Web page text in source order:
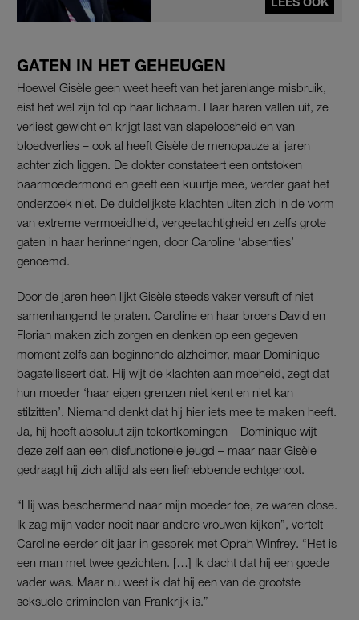
GATEN IN HET GEHEUGEN
Hoewel Gisèle geen weet heeft van het jarenlange misbruik,
eist het wel zijn tol op haar lichaam. Haar haren vallen uit, ze
verliest gewicht en krijgt last van slapeloosheid en van
bloedverlies – ook al heeft Gisèle de menopauze al jaren
achter zich liggen. De dokter constateert een ontstoken
baarmoedermond en geeft een kuurtje mee, verder gaat het
onderzoek niet. De duidelijkste klachten uiten zich in de vorm
van extreme vermoeidheid, vergeetachtigheid en zelfs grote
gaten in haar herinneringen, door Caroline ‘absenties’
genoemd.
Door de jaren heen lijkt Gisèle steeds vaker versuft of niet
samenhangend te praten. Caroline en haar broers David en
Florian maken zich zorgen en denken op een gegeven
moment zelfs aan beginnende alzheimer, maar Dominique
bagatelliseert dat. Hij wijt de klachten aan moeheid, zegt dat
hun moeder ‘haar eigen grenzen niet kent en niet kan
stilzitten’. Niemand denkt dat hij hier iets mee te maken heeft.
Ja, hij heeft absoluut zijn tekortkomingen – Dominique wijt
deze zelf aan een disfunctionele jeugd – maar naar Gisèle
gedraagt hij zich altijd als een liefhebbende echtgenoot.
“Hij was beschermend naar mijn moeder toe, ze waren close.
Ik zag mijn vader nooit naar andere vrouwen kijken”, vertelt
Caroline eerder dit jaar in gesprek met Oprah Winfrey. “Het is
een man met twee gezichten. […] Ik dacht dat hij een goede
vader was. Maar nu weet ik dat hij een van de grootste
seksuele criminelen van Frankrijk is.”